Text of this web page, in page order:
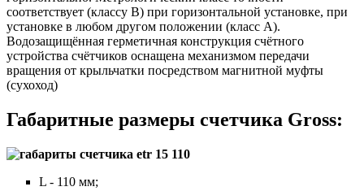
соответствует (классу В) при горизонтальной установке, при
установке в любом другом положении (класс А).
Водозащищённая герметичная конструкция счётного
устройства счётчиков оснащена механизмом передачи
вращения от крыльчатки посредством магнитной муфты
(сухоход)
Габаритные размеры счетчика Gross:
L - 110 мм;